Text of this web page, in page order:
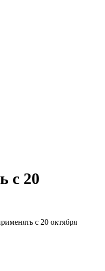
с 20
с 20 октября